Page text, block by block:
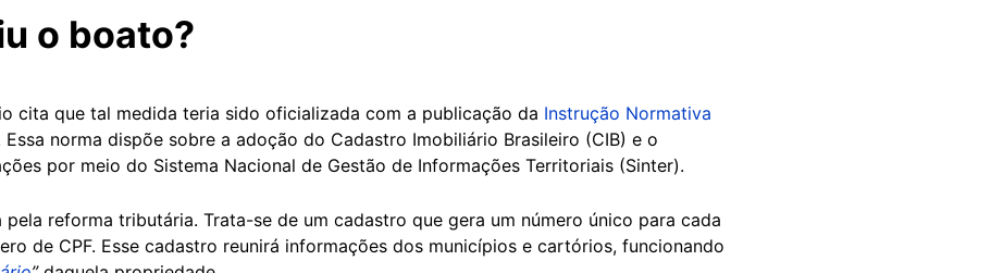
o boato?
cita que tal medida teria sido oficializada com a publicação da Instrução Normativa
Essa norma dispõe sobre a adoção do Cadastro Imobiliário Brasileiro (CIB) e o
por meio do Sistema Nacional de Gestão de Informações Territoriais (Sinter).
reforma tributária. Trata-se de um cadastro que gera um número único para cada
de CPF. Esse cadastro reunirá informações dos municípios e cartórios, funcionando